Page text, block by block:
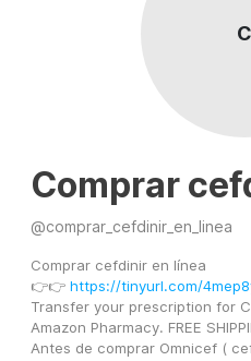
C
Comprar
@comprar_cefdinir_en_linea
Comprar cefdinir en línea
👉👉 https://tinyurl.com/
Transfer your prescription for
Amazon Pharmacy. FREE
Antes de comprar Omnicef (